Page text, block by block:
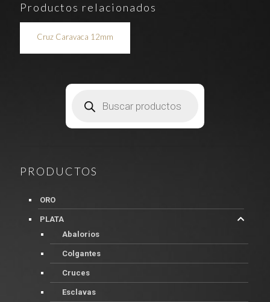
Productos relacionados
Cruz Caravaca 12mm
PRODUCTOS
ORO
PLATA
Abalorios
Colgantes
Cruces
Esclavas